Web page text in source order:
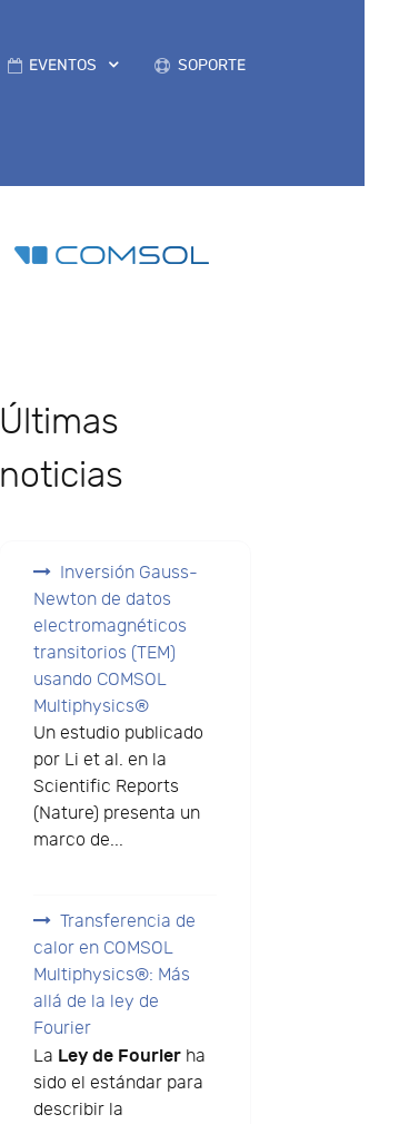
EVENTOS SOPORTE
Últimas
noticias
Inversión Gauss-
Newton de datos
electromagnéticos
transitorios (TEM)
usando COMSOL
Multiphysics®
Un estudio publicado
por Li et al. en la
Scientific Reports
(Nature) presenta un
marco de...
Transferencia de
calor en COMSOL
Multiphysics®: Más
allá de la ley de
Fourier
La Ley de Fourierha
sido el estándar para
describir la